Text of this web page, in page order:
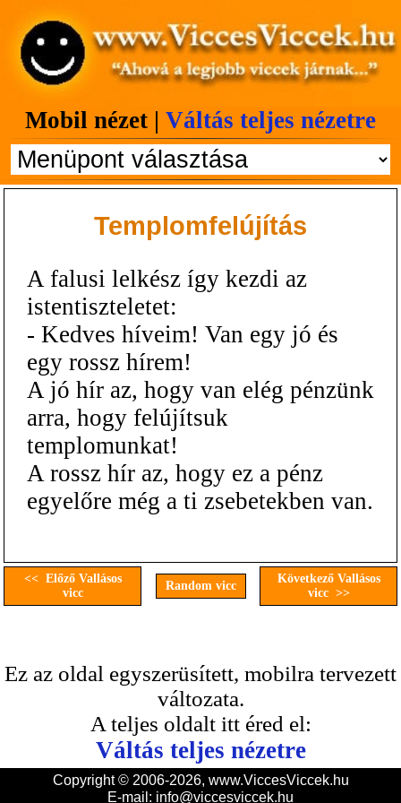
Mobil nézet | Váltás teljes nézetre
Templomfelújítás
A falusi lelkész így kezdi az
istentiszteletet:
- Kedves híveim! Van egy jó és
egy rossz hírem!
A jó hír az, hogy van elég pénzünk
arra, hogy felújítsuk
templomunkat!
A rossz hír az, hogy ez a pénz
egyelőre még a ti zsebetekben van.
<< Előző Vallásos
vicc
Random vicc
Következő Vallásos
vicc >>
Ez az oldal egyszerüsített, mobilra tervezett
változata.
A teljes oldalt itt éred el:
Váltás teljes nézetre
Copyright © 2006-2026, www.ViccesViccek.hu
E-mail: info@viccesviccek.hu